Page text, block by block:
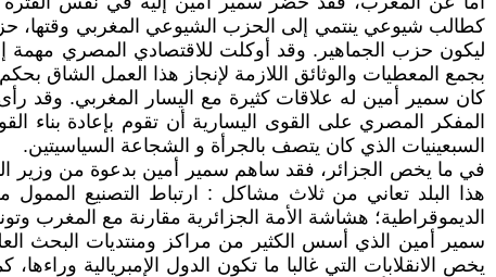
كطالب شيوعي ينتمي إلى الحزب الشيوعي المغربي وقتها،
ليكون حزب الجماهير. وقد أوكلت للاقتصادي المصري مهمة
بجمع المعطيات والوثائق اللازمة لإنجاز هذا العمل الشاق
كان سمير أمين له علاقات كثيرة مع اليسار المغربي. وقد رأى
المفكر المصري على القوى اليسارية أن تقوم بإعادة بناء
السبعينيات الذي كان يتصف بالجرأة و الشجاعة السياسيتين.
في ما يخص الجزائر، فقد ساهم سمير أمين بدعوة من وزير
هذا البلد تعاني من ثلاث مشاكل : ارتباط التصنيع الممول
الديموقراطية؛ هشاشة الأمة الجزائرية مقارنة مع المغرب
سمير أمين الذي أسس الكثير من مراكز ومنتديات البحث